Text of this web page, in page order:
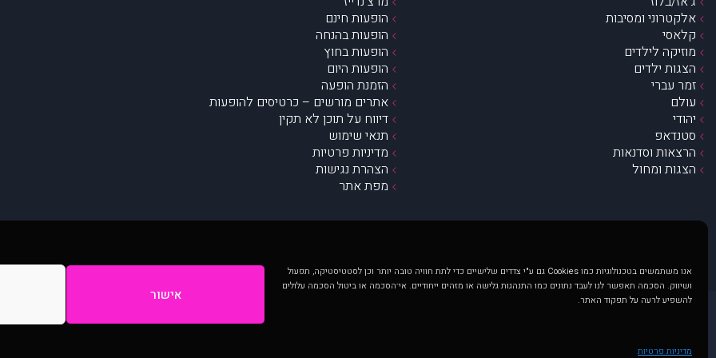
אנו משתמשים בטכנולוגיות כמו Cookies גם ע"י צדדים שלישיים כדי לתת חוויה טובה יותר וכן לסטטיסטיקה, תפעול
ושיווק. הסכמה תאפשר לנו לעבד נתונים כמו התנהגות גלישה או מזהים ייחודיים. אי־הסכמה או ביטול הסכמה עלולים
להשפיע לרעה על תפקוד האתר.
אישור
מדיניות פרטיות
אלקטרוני ומסיבות
קלאסי
מוזיקה לילדים
הצגות ילדים
זמר עברי
עולם
יהודי
סטנדאפ
הרצאות וסדנאות
הצגות ומחול
הופעות חינם
הופעות בהנחה
הופעות בחוץ
הופעות היום
הזמנת הופעה
אתרים מורשים – כרטיסים להופעות
דיווח על תוכן לא תקין
תנאי שימוש
מדיניות פרטיות
הצהרת נגישות
מפת אתר